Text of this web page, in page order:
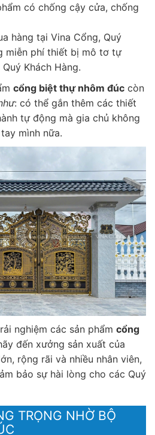
có chống cậy cửa, chống
hàng tại Vina Cổng, Quý
miễn phí thiết bị mô tơ tự
Khách Hàng.
cổng biệt thự nhôm đúc còn
: có thể gắn thêm các thiết
tự động mà gia chủ không
mình nữa.
nghiệm các sản phẩm cổng
đến xưởng sản xuất của
rộng rãi và nhiều nhân viên,
bảo sự hài lòng cho các Quý
TRỌNG NHỜ BỘ